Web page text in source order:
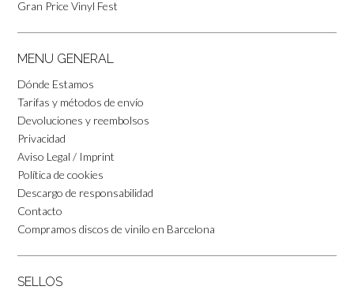
Gran Price Vinyl Fest
MENU GENERAL
Dónde Estamos
Tarifas y métodos de envío
Devoluciones y reembolsos
Privacidad
Aviso Legal / Imprint
Política de cookies
Descargo de responsabilidad
Contacto
Compramos discos de vinilo en Barcelona
SELLOS